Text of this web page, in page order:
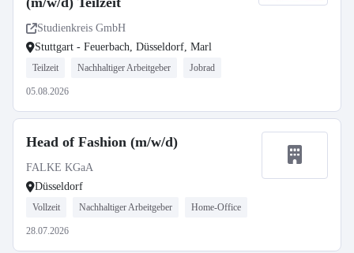
Studienkreis GmbH
Stuttgart - Feuerbach, Düsseldorf, Marl
Teilzeit Nachhaltiger Arbeitgeber Jobrad
05.08.2026
Head of Fashion (m/w/d)
FALKE KGaA
Düsseldorf
Vollzeit Nachhaltiger Arbeitgeber Home-Office
28.07.2026